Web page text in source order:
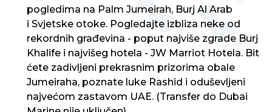
pogledima na Palm Jumeirah, Burj Al Arab
i Svjetske otoke. Pogledajte izbliza neke od
rekordnih građevina - poput najviše zgrade Burj
Khalife i najvišeg hotela - JW Marriot Hotela. Bit
ćete zadivljeni prekrasnim prizorima obale
Jumeiraha, poznate luke Rashid i oduševljeni
najvećom zastavom UAE. (Transfer do Dubai